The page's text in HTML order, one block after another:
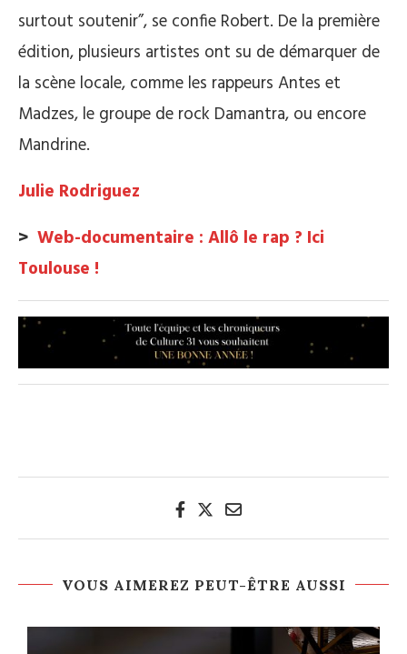
surtout soutenir”, se confie Robert. De la première
édition, plusieurs artistes ont su de démarquer de
la scène locale, comme les rappeurs Antes et
Madzes, le groupe de rock Damantra, ou encore
Mandrine.
Julie Rodriguez
> Web-documentaire : Allô le rap ? Ici
Toulouse !
VOUS AIMEREZ PEUT-ÊTRE AUSSI